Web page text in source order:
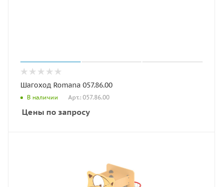
Шагоход Romana 057.86.00
В наличии Арт.: 057.86.00
Цены по запросу